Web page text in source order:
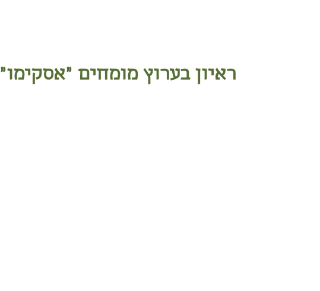
ראיון בערוץ מומחים "אסקימו"